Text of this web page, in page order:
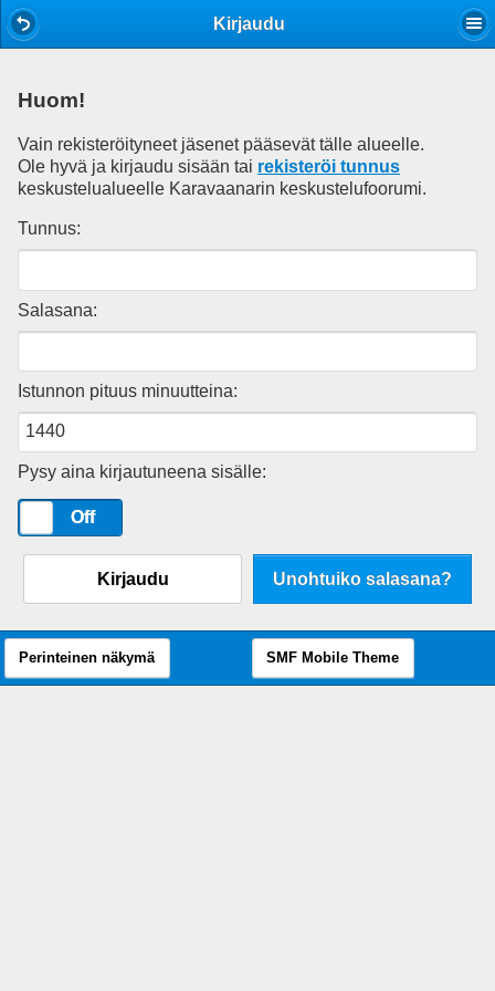
Kirjaudu
Huom!
Vain rekisteröityneet jäsenet pääsevät tälle alueelle.
Ole hyvä ja kirjaudu sisään tai rekisteröi tunnus
keskustelualueelle Karavaanarin keskustelufoorumi.
Tunnus:
Salasana:
Istunnon pituus minuutteina:
Pysy aina kirjautuneena sisälle:
Off
Kirjaudu Unohtuiko salasana?
Perinteinen näkymä SMF Mobile Theme